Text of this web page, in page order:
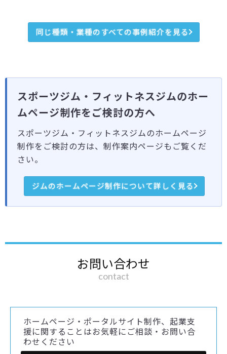
同じ種類・業種のすべての事例紹介を見る
スポーツジム・フィットネスジムのホー
ムページ制作をご検討の方へ
スポーツジム・フィットネスジムのホームページ
制作をご検討の方は、制作案内ページもご覧くだ
さい。
ジムのホームページ制作について詳しく見る
お問い合わせ
contact
ホームページ・ポータルサイト制作、起業支
援に関することはお気軽にご相談・お問い合
わせください